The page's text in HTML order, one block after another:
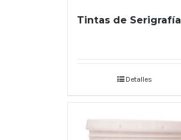
Tintas de Serigrafía
Detalles